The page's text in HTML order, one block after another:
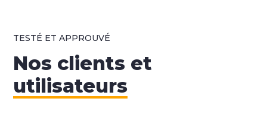
TESTÉ ET APPROUVÉ
Nos clients et
utilisateurs